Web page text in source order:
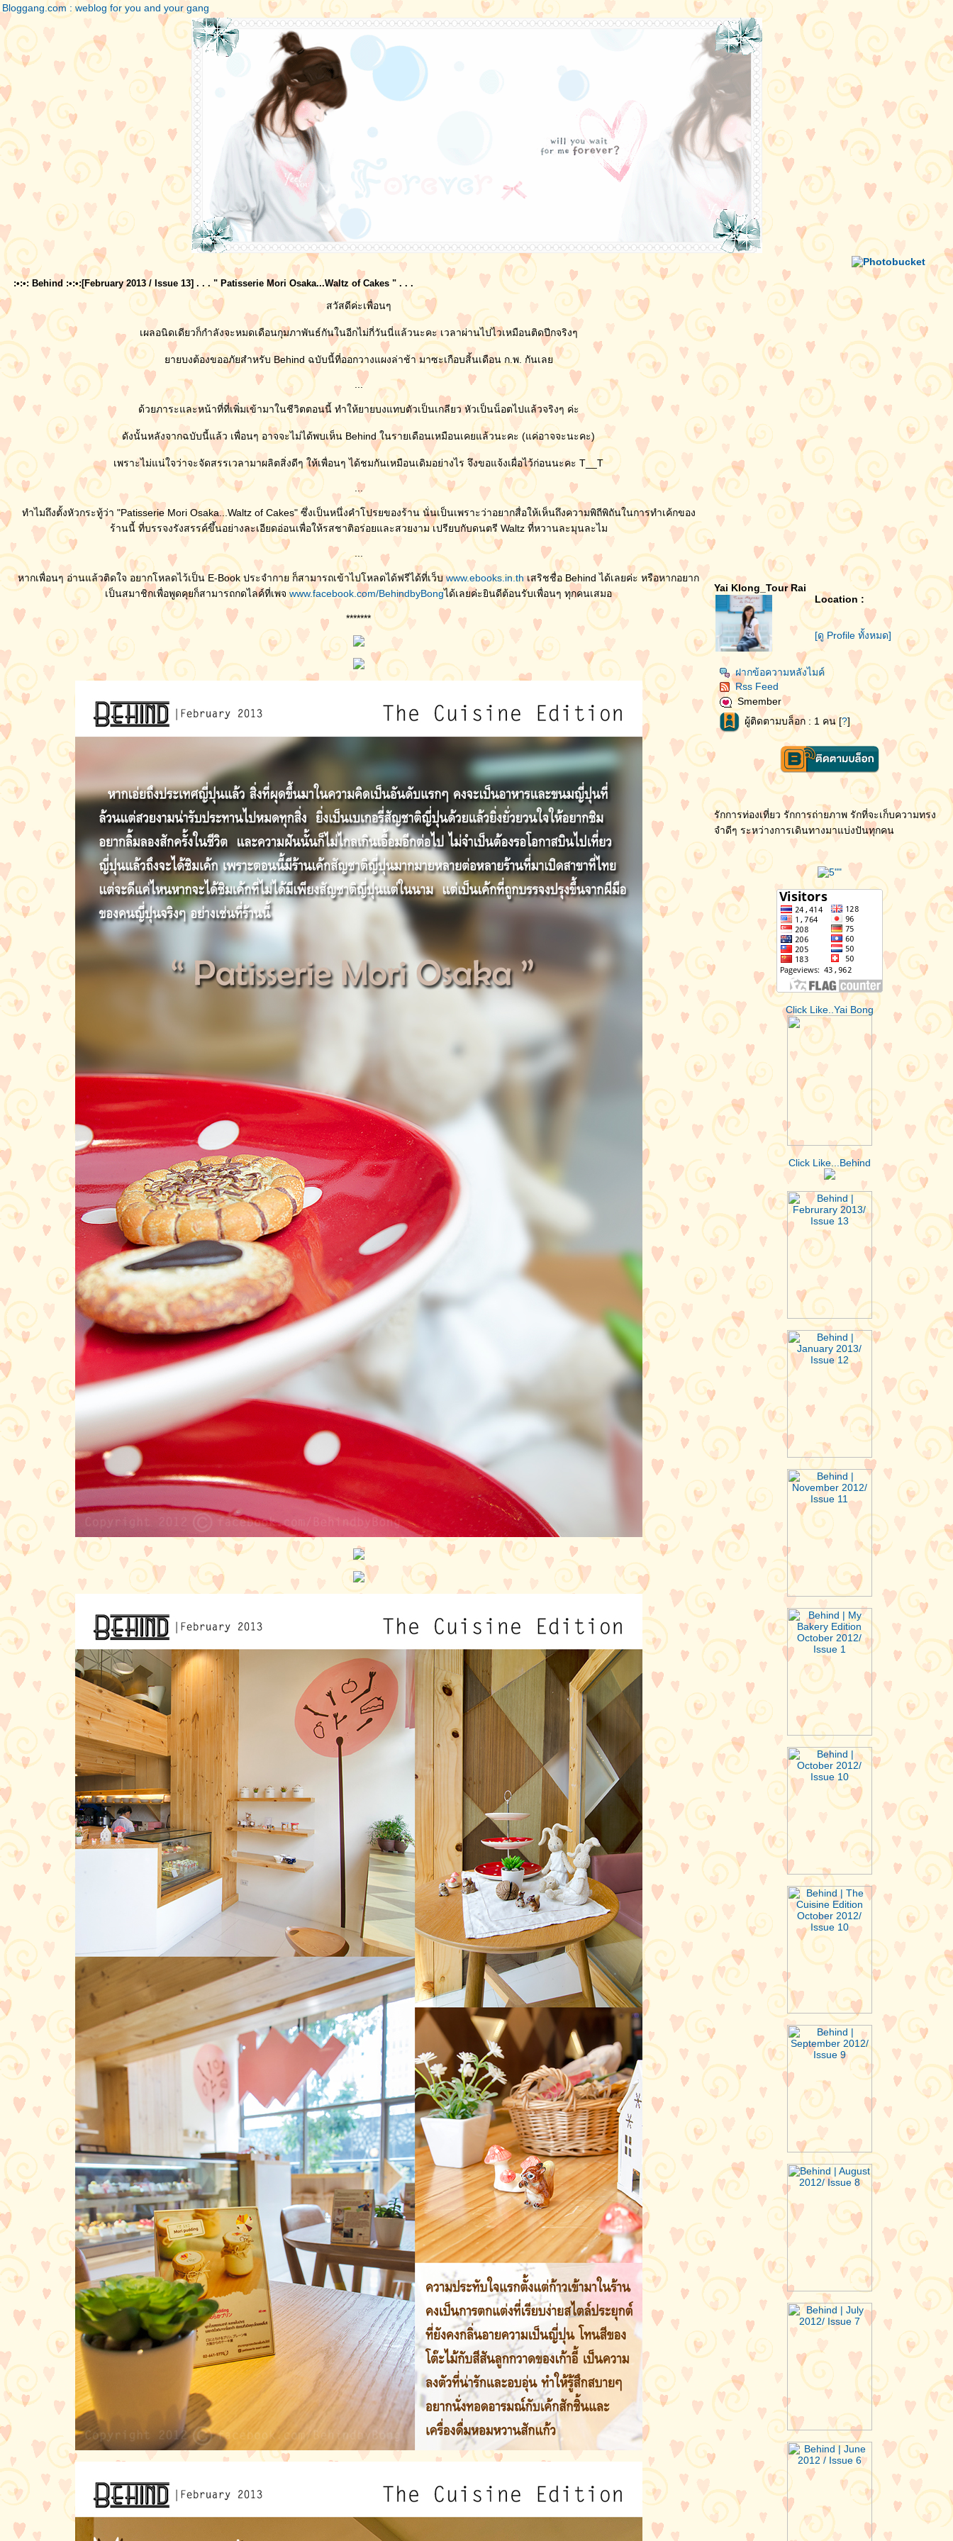
Bloggang.com : weblog for you and your gang
:•:•: Behind :•:•:[February 2013 / Issue 13] . . . " Patisserie Mori Osaka...Waltz of Cakes " . . .
สวัสดีค่ะเพื่อนๆ
เผลอนิดเดียวก็กำลังจะหมดเดือนกุมภาพันธ์กันในอีกไม่กี่วันนี่แล้วนะคะ เวลาผ่านไปไวเหมือนติดปีกจริงๆ
ายบงต้องขออภัยสำหรับ Behind ฉบับนี้ที่ออกวางแผงล่าช้า มาซะเกือบสิ้นเดือน ก.พ. กันเล
...
ด้วยภาระและหน้าที่ที่เพิ่มเข้ามาในชีวิตตอนนี้ ทำให้ยายบงแทบตัวเป็นเกลียว หัวเป็นน็อตไปแล้วจริงๆ ค่ะ
ดังนั้นหลังจากฉบับนี้แล้ว เพื่อนๆ อาจจะไม่ได้พบเห็น Behind ในรายเดือนเหมือนเคยแล้วนะคะ (แค่อาจจะนะคะ)
เพราะไม่แน่ใจว่าจะจัดสรรเวลามาผลิตสิ่งดีๆ ให้เพื่อนๆ ได้ชมกันเหมือนเดิมอย่างไร จึงขอแจ้งเผื่อไว้ก่อนนะคะ T__T
...
ทำไมถึงตั้งหัวกระทู้ว่า "Patisserie Mori Osaka...Waltz of Cakes" ซึ่งเป็นหนึ่งคำโปรยของร้าน นั่นเป็นเพราะว่าอยากสื่อให้เห็นถึงความพิถีพิถันในการทำเค้กของ
ร้านนี้ ที่บรรจงรังสรรค์ขึ้นอย่างละเอียดอ่อนเพื่อให้รสชาติอร่อยและสวยงาม เปรียบกับดนตรี Waltz ที่หวานละมุนละไม
...
หากเพื่อนๆ อ่านแล้วติดใจ อยากโหลดไว้เป็น E-Book ประจำกาย ก็สามารถเข้าไปโหลดได้ฟรีได้ที่เว็บwww.ebooks.in.thเสริชชื่อ Behind ได้เลยค่ะ หรือหากอยาก
เป็นสมาชิกเพื่อพูดคุยก็สามารถกดไลค์ที่เพจwww.facebook.com/BehindbyBongได้เลยค่ะยินดีต้อนรับเพื่อนๆ ทุกคนเสมอ
*******
Yai Klong_Tour Rai
Location :
[ดู Profile ทั้งหมด]
ฝากข้อความหลังไมค์
Rss Feed
Smember
ผู้ติดตามบล็อก : 1 คน [?]
รักการท่องเที่ยว รักการถ่ายภาพ รักที่จะเก็บความทรง
จำดีๆ ระหว่างการเดินทางมาแบ่งปันทุกคน
Click Like..Yai Bong
Click Like...Behind